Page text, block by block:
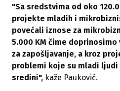
"Sa sredstvima od oko
projekte mladih i
povećali iznose za
5.000 KM čime
za zapošljavanje, a kroz
problemi koje su mladi
sredini", kaže Pauković.